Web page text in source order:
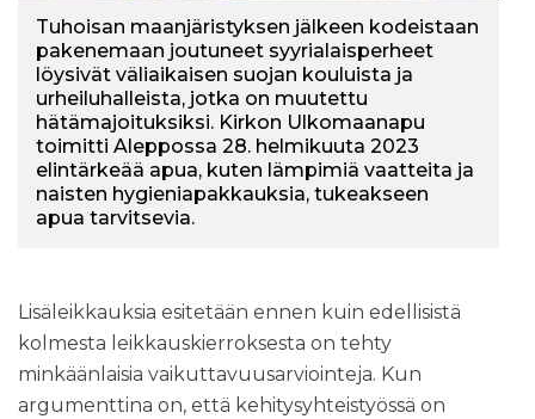
Tuhoisan maanjäristyksen jälkeen kodeistaan
​​pakenemaan joutuneet syyrialaisperheet
löysivät väliaikaisen suojan kouluista ja
urheiluhalleista, jotka on muutettu
hätämajoituksiksi. Kirkon Ulkomaanapu
toimitti Aleppossa 28. helmikuuta 2023
elintärkeää apua, kuten lämpimiä vaatteita ja
naisten hygieniapakkauksia, tukeakseen
apua tarvitsevia.
Lisäleikkauksia esitetään ennen kuin edellisistä
kolmesta leikkauskierroksesta on tehty
minkäänlaisia vaikuttavuusarviointeja. Kun
argumenttina on, että kehitysyhteistyössä on